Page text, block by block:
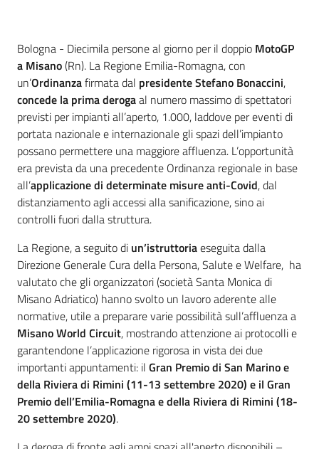
Contenuto
Bologna - Diecimila persone al giorno per il doppio MotoGP
a Misano(Rn). La Regione Emilia-Romagna, con
un’Ordinanzafirmata dal presidente Stefano Bonaccini,
concede la prima derogaal numero massimo di spettatori
previsti per impianti all’aperto, 1.000, laddove per eventi di
portata nazionale e internazionale gli spazi dell’impianto
possano permettere una maggiore affluenza. L’opportunità
era prevista da una precedente Ordinanza regionale in base
all’applicazione di determinate misure anti-Covid, dal
distanziamento agli accessi alla sanificazione, sino ai
controlli fuori dalla struttura.
La Regione, a seguito di un’istruttoriaeseguita dalla
Direzione Generale Cura della Persona, Salute e Welfare, ha
valutato che gli organizzatori (società Santa Monica di
Misano Adriatico) hanno svolto un lavoro aderente alle
normative, utile a preparare varie possibilità sull’affluenza a
Misano World Circuit, mostrando attenzione ai protocolli e
garantendone l’applicazione rigorosa in vista dei due
importanti appuntamenti: il Gran Premio di San Marino e
della Riviera di Rimini (11-13 settembre 2020) e il Gran
Premio dell’Emilia-Romagna e della Riviera di Rimini (18-
20 settembre 2020).